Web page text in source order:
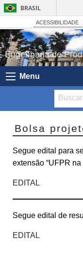
BRASIL
ACESSIBILIDADE
Engenharia de
Menu
Bolsa
Segue edital para
extensão “UFPR na
EDITAL
Segue edital de
EDITAL